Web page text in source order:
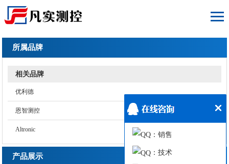
所属品牌
相关品牌
优利德
恩智测控
Altronic
产品展示
：销售
：技术